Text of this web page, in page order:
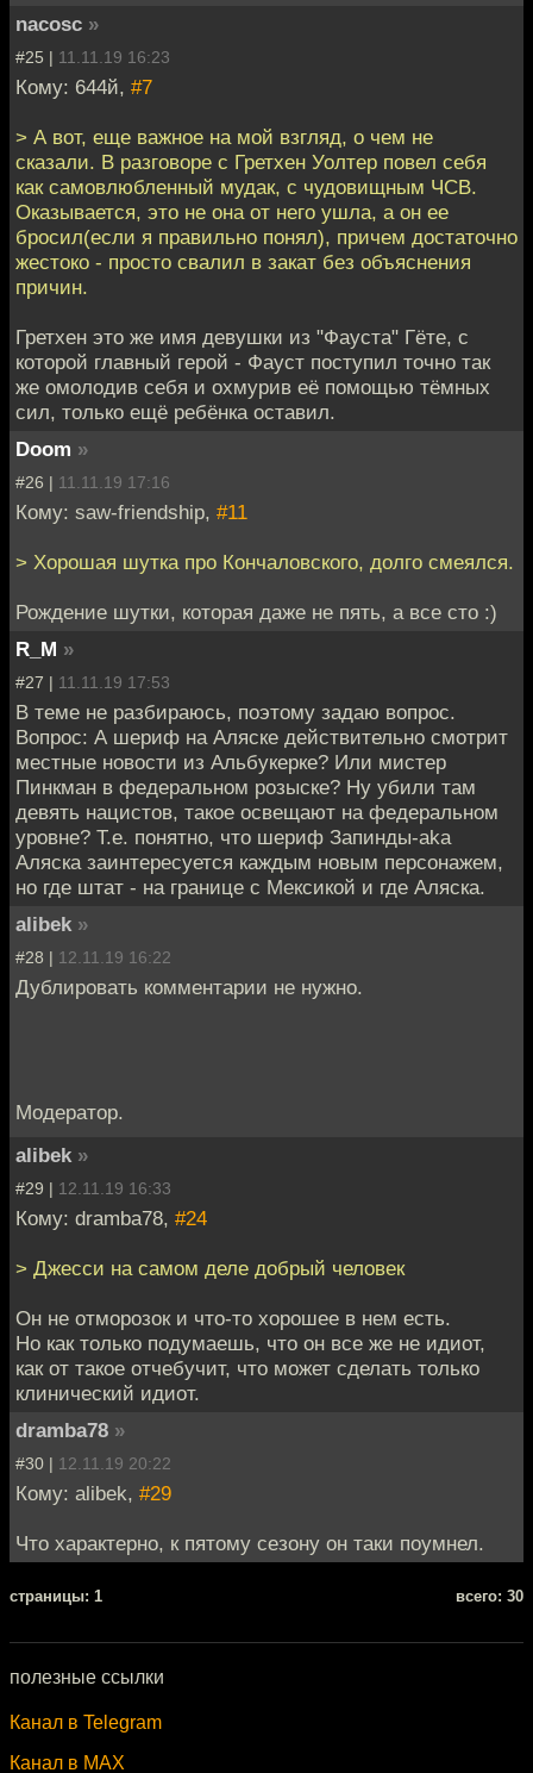
nacosc »
#25 | 11.11.19 16:23
Кому: 644й, #7
> А вот, еще важное на мой взгляд, о чем не
сказали. В разговоре с Гретхен Уолтер повел себя
как самовлюбленный мудак, с чудовищным ЧСВ.
Оказывается, это не она от него ушла, а он ее
бросил(если я правильно понял), причем достаточно
жестоко - просто свалил в закат без объяснения
причин.
Гретхен это же имя девушки из "Фауста" Гёте, с
которой главный герой - Фауст поступил точно так
же омолодив себя и охмурив её помощью тёмных
сил, только ещё ребёнка оставил.
Doom »
#26 | 11.11.19 17:16
Кому: saw-friendship, #11
> Хорошая шутка про Кончаловского, долго смеялся.
Рождение шутки, которая даже не пять, а все сто :)
R_M »
#27 | 11.11.19 17:53
В теме не разбираюсь, поэтому задаю вопрос.
Вопрос: А шериф на Аляске действительно смотрит
местные новости из Альбукерке? Или мистер
Пинкман в федеральном розыске? Ну убили там
девять нацистов, такое освещают на федеральном
уровне? Т.е. понятно, что шериф Запинды-аkа
Аляска заинтересуется каждым новым персонажем,
но где штат - на границе с Мексикой и где Аляска.
alibek »
#28 | 12.11.19 16:22
Дублировать комментарии не нужно.
Модератор.
alibek »
#29 | 12.11.19 16:33
Кому: dramba78, #24
> Джесси на самом деле добрый человек
Он не отморозок и что-то хорошее в нем есть.
Но как только подумаешь, что он все же не идиот,
как от такое отчебучит, что может сделать только
клинический идиот.
dramba78 »
#30 | 12.11.19 20:22
Кому: alibek, #29
Что характерно, к пятому сезону он таки поумнел.
cтраницы: 1 всего: 30
полезные ссылки
Канал в Telegram
Канал в MAX